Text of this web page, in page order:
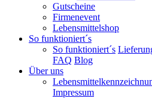
Gutscheine
Firmenevent
Lebensmittelshop
So funktioniert´s
So funktioniert´s
FAQ Blog
Über uns
Impressum